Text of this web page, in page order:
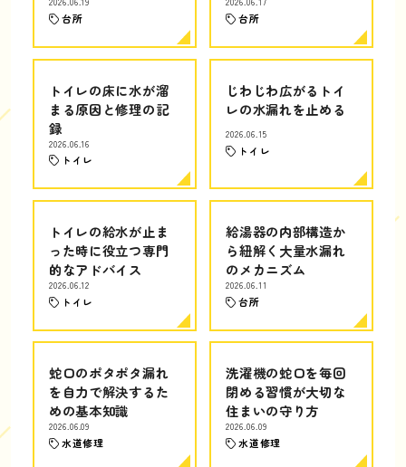
台所 台所
トイレの床に水が溜
まる原因と修理の記
録
2026.06.16
トイレ
じわじわ広がるトイ
レの水漏れを止める
2026.06.15
トイレ
トイレの給水が止ま
った時に役立つ専門
的なアドバイス
2026.06.12
トイレ
給湯器の内部構造か
ら紐解く大量水漏れ
のメカニズム
2026.06.11
台所
蛇口のポタポタ漏れ
を自力で解決するた
めの基本知識
2026.06.09
水道修理
洗濯機の蛇口を毎回
閉める習慣が大切な
住まいの守り方
2026.06.09
水道修理